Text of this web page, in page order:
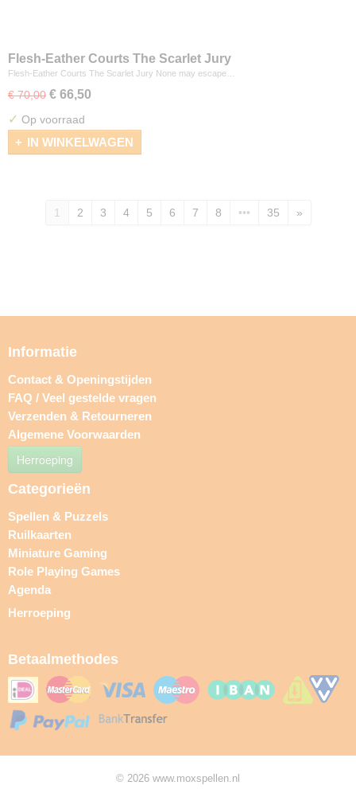
Flesh-Eather Courts The Scarlet Jury
Flesh-Eather Courts The Scarlet Jury None may escape…
€ 70,00 € 66,50
✓ Op voorraad
IN WINKELWAGEN
1 2 3 4 5 6 7 8 ••• 35 »
Informatie
Contact & Openingstijden
FAQ / Veel gestelde vragen
Verzenden & Retourneren
Algemene Voorwaarden
Herroeping
Categorieën
Spellen & Puzzels
Ruilkaarten
Miniature Gaming
Role Playing Games
Agenda
Herroeping
Betaalmethodes
© 2026 www.moxspellen.nl